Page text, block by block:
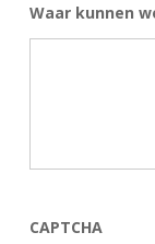
Waar kunnen
CAPTCHA